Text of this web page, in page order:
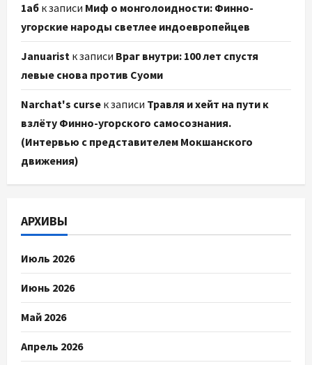
1аб к записи Миф о монголоидности: Финно-
угорские народы светлее индоевропейцев
Januarist к записи Враг внутри: 100 лет спустя
левые снова против Суоми
Narchat's curse к записи Травля и хейт на пути к
взлёту Финно-угорского самосознания.
(Интервью с представителем Мокшанского
движения)
АРХИВЫ
Июль 2026
Июнь 2026
Май 2026
Апрель 2026